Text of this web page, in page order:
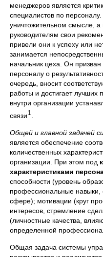
менеджеров является
специалистов по
уничтожительном смысле, а
руководителям свои
привели они к успеху или
занимается
начальник цеха. Он
персоналу о
очередь, вносит
работы и достигает лучших
внутри организации
связи1
Общей и главной задачей
является обеспечение
количественных
организации. При этом под
характеристиками
способности (уровень
профессиональные
сфере); мотивации (круг
интересов, стремление
(личностные качества,
определенной
Общая задача системы